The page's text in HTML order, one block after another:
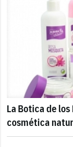
La Botica de
cosmética